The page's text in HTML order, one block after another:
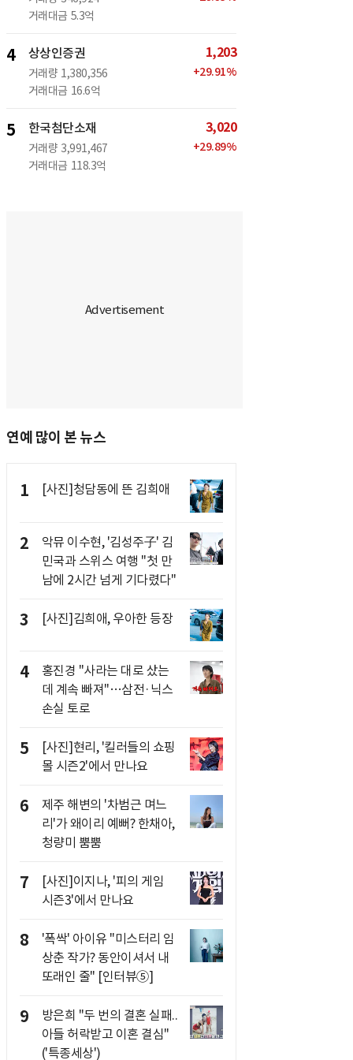
거래대금 5.3억
4 상상인증권
거래량 1,380,356
거래대금 16.6억
1,203
+29.91%
5 한국첨단소재
거래량 3,991,467
거래대금 118.3억
3,020
+29.89%
연예 많이 본 뉴스
1 [사진]청담동에 뜬 김희애
2
악뮤 이수현, '김성주子' 김
민국과 스위스 여행 "첫 만
남에 2시간 넘게 기다렸다"
3 [사진]김희애, 우아한 등장
4
홍진경 "사라는 대로 샀는
데 계속 빠져"…삼전·닉스
손실 토로
5
[사진]현리, '킬러들의 쇼핑
몰 시즌2'에서 만나요
6
제주 해변의 '차범근 며느
리'가 왜이리 예뻐? 한채아,
청량미 뿜뿜
7
[사진]이지나, '피의 게임
시즌3'에서 만나요
8
'폭싹' 아이유 "미스터리 임
상춘 작가? 동안이셔서 내
또래인 줄" [인터뷰⑤]
9
방은희 "두 번의 결혼 실패..
아들 허락받고 이혼 결심"
('특종세상')